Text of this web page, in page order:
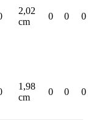
2,02
cm
0 0 0
1,98
cm
0 0 0